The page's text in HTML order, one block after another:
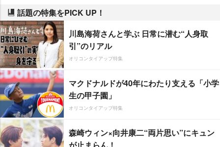
話題の特集をPICK UP！
川島海荷さんと学ぶ 日常に潜む“人身取
引”のリアル
オリコンタイアップ特集
マクドナルドが40年にわたり支える「小学
生の甲子園」
オリコンタイアップ特集
森崎ウィン×向井康二“両片思い”にキュン
が止まらん！